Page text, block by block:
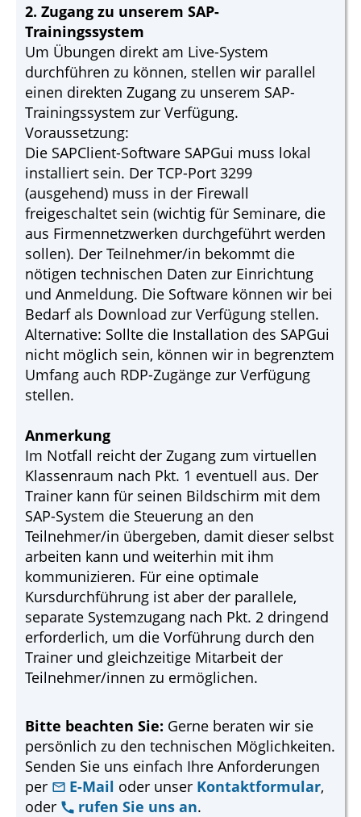
2. Zugang zu unserem SAP-
Trainingssystem
Um Übungen direkt am Live-System
durchführen zu können, stellen wir parallel
einen direkten Zugang zu unserem SAP-
Trainingssystem zur Verfügung.
Voraussetzung:
Die SAPClient-Software SAPGui muss lokal
installiert sein. Der TCP-Port 3299
(ausgehend) muss in der Firewall
freigeschaltet sein (wichtig für Seminare, die
aus Firmennetzwerken durchgeführt werden
sollen). Der Teilnehmer/in bekommt die
nötigen technischen Daten zur Einrichtung
und Anmeldung. Die Software können wir bei
Bedarf als Download zur Verfügung stellen.
Alternative: Sollte die Installation des SAPGui
nicht möglich sein, können wir in begrenztem
Umfang auch RDP-Zugänge zur Verfügung
stellen.
Anmerkung
Im Notfall reicht der Zugang zum virtuellen
Klassenraum nach Pkt. 1 eventuell aus. Der
Trainer kann für seinen Bildschirm mit dem
SAP-System die Steuerung an den
Teilnehmer/in übergeben, damit dieser selbst
arbeiten kann und weiterhin mit ihm
kommunizieren. Für eine optimale
Kursdurchführung ist aber der parallele,
separate Systemzugang nach Pkt. 2 dringend
erforderlich, um die Vorführung durch den
Trainer und gleichzeitige Mitarbeit der
Teilnehmer/innen zu ermöglichen.
Bitte beachten Sie: Gerne beraten wir sie
persönlich zu den technischen Möglichkeiten.
Senden Sie uns einfach Ihre Anforderungen
per
E-Mail oder unser Kontaktformular,
oder
rufen Sie uns an.